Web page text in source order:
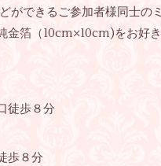
ができるご参加者様同士の
金箔（10cm×10cm)をお好
徒歩８分
歩８分